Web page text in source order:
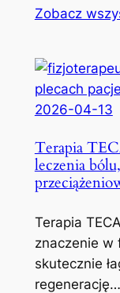
Zobacz
2026-04-13
Terapia
leczenia
Terapia
znaczenie w
skutecznie
regenerację…